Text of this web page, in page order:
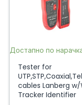
Достапно по
Tester for
cables Lanberg w/
Tracker Identifier